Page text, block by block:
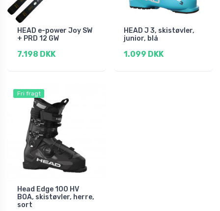
HEAD e-power Joy SW
+ PRD 12 GW
7.198 DKK
HEAD J 3, skistøvler,
junior, blå
1.099 DKK
Fri fragt
Head Edge 100 HV
BOA, skistøvler, herre,
sort